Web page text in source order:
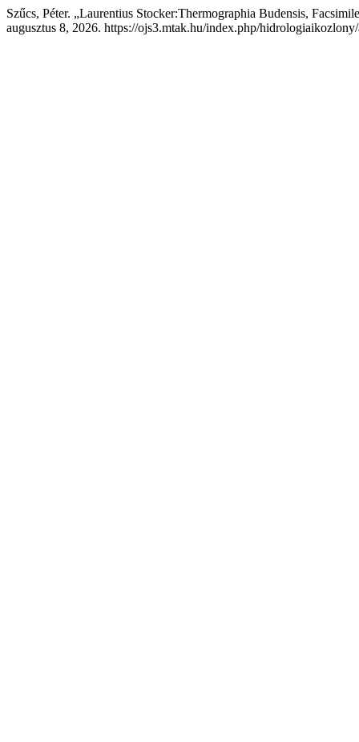
Szűcs, Péter. „Laurentius Stocker:Thermographia Budensis,
augusztus 8, 2026. https://ojs3.mtak.hu/index.php/